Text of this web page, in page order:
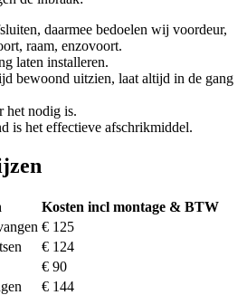
daarmee bedoelen wij voordeur,
raam, enzovoort.
laten installeren.
bewoond uitzien, laat altijd in de gang
het nodig is.
is het effectieve afschrikmiddel.
Kosten incl montage & BTW
€ 125
€ 124
€ 90
€ 144